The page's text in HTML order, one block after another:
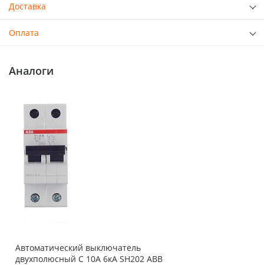
Доставка
Оплата
Аналоги
Автоматический выключатель
двухполюсный C 10А 6кА SH202 ABB